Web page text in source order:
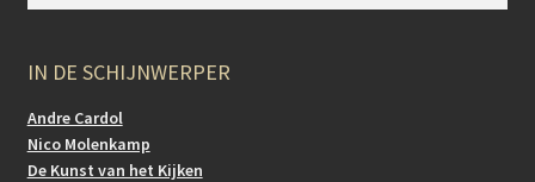
IN DE SCHIJNWERPER
Andre Cardol
Nico Molenkamp
De Kunst van het Kijken